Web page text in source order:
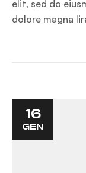
elit, sed do
dolore magna
16
GEN